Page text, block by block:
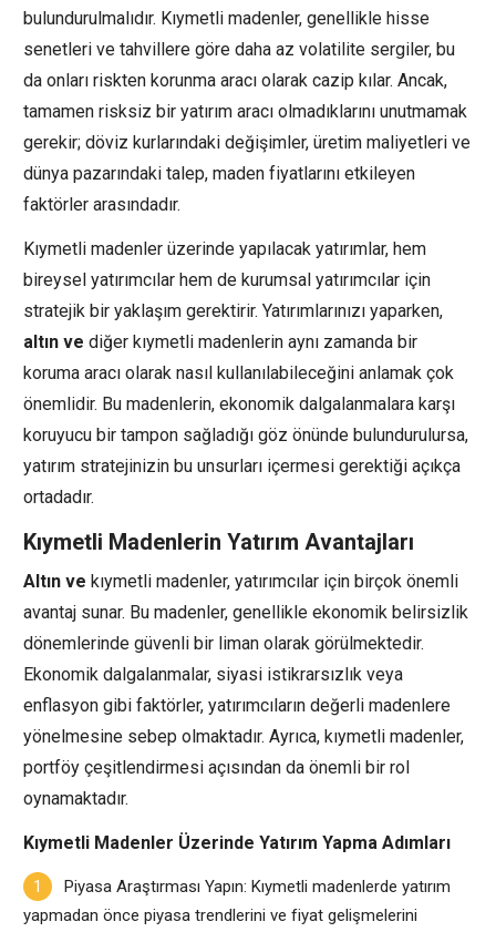
bulundurulmalıdır. Kıymetli madenler, genellikle hisse
senetleri ve tahvillere göre daha az volatilite sergiler, bu
da onları riskten korunma aracı olarak cazip kılar. Ancak,
tamamen risksiz bir yatırım aracı olmadıklarını unutmamak
gerekir; döviz kurlarındaki değişimler, üretim maliyetleri ve
dünya pazarındaki talep, maden fiyatlarını etkileyen
faktörler arasındadır.
Kıymetli madenler üzerinde yapılacak yatırımlar, hem
bireysel yatırımcılar hem de kurumsal yatırımcılar için
stratejik bir yaklaşım gerektirir. Yatırımlarınızı yaparken,
altın ve diğer kıymetli madenlerin aynı zamanda bir
koruma aracı olarak nasıl kullanılabileceğini anlamak çok
önemlidir. Bu madenlerin, ekonomik dalgalanmalara karşı
koruyucu bir tampon sağladığı göz önünde bulundurulursa,
yatırım stratejinizin bu unsurları içermesi gerektiği açıkça
ortadadır.
Kıymetli Madenlerin Yatırım Avantajları
Altın ve kıymetli madenler, yatırımcılar için birçok önemli
avantaj sunar. Bu madenler, genellikle ekonomik belirsizlik
dönemlerinde güvenli bir liman olarak görülmektedir.
Ekonomik dalgalanmalar, siyasi istikrarsızlık veya
enflasyon gibi faktörler, yatırımcıların değerli madenlere
yönelmesine sebep olmaktadır. Ayrıca, kıymetli madenler,
portföy çeşitlendirmesi açısından da önemli bir rol
oynamaktadır.
Kıymetli Madenler Üzerinde Yatırım Yapma Adımları
Piyasa Araştırması Yapın: Kıymetli madenlerde yatırım
yapmadan önce piyasa trendlerini ve fiyat gelişmelerini